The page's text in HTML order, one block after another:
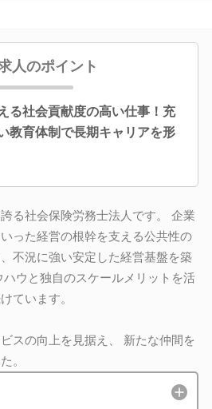
人のポイント
る社会貢献度の高い仕事！充
教育体制で長期キャリアを形
る社会保険労務士法人です。 企業
った経営の根幹を支える公共性の
不況に強い安定した経営基盤を築
ウと独自のスケールメリットを活
ています。
スの向上を見据え、 新たな仲間を
。